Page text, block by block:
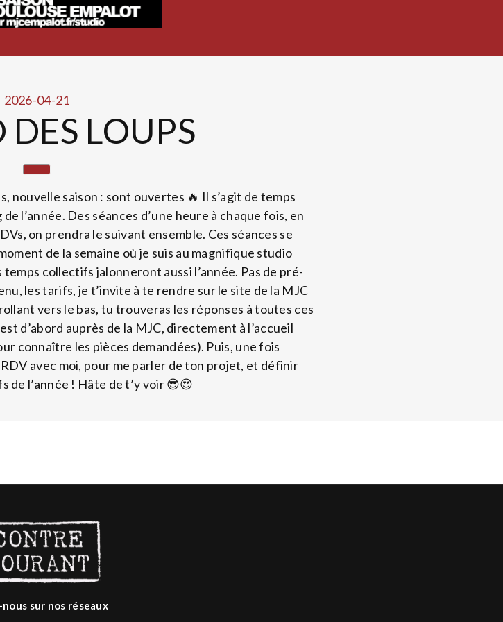
2026-04-21
LOUPS
nouvelle saison : sont ouvertes 🔥 Il s’agit de temps
l’année. Des séances d’une heure à chaque fois, en
on prendra le suivant ensemble. Ces séances se
de la semaine où je suis au magnifique studio
collectifs jalonneront aussi l’année. Pas de pré-
les tarifs, je t’invite à te rendre sur le site de la MJC
vers le bas, tu trouveras les réponses à toutes ces
d’abord auprès de la MJC, directement à l’accueil
connaître les pièces demandées). Puis, une fois
avec moi, pour me parler de ton projet, et définir
de l’année ! Hâte de t’y voir 😎😍
sur nos réseaux